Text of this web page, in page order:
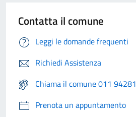
Contatta il comune
Leggi le domande frequenti
Richiedi Assistenza
Chiama il comune 011 94281
Prenota un appuntamento